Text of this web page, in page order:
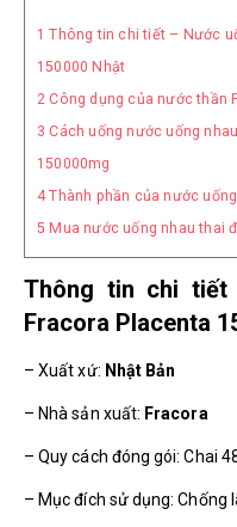
1 Thông tin chi tiết – Nước
150000 Nhật
2 Công dụng của nước thần
3 Cách uống nước uống
150000mg
4Thành phần của nước
5 Mua nước uống nhau thai
Thông tin chi tiết
Fracora Placenta
– Xuất xứ: Nhật Bản
– Nhà sản xuất: Fracora
– Quy cách đóng gói: Chai
– Mục đích sử dụng: Chống